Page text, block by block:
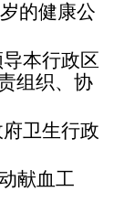
的健康公
本行政区
组织、协
卫生行政
献血工